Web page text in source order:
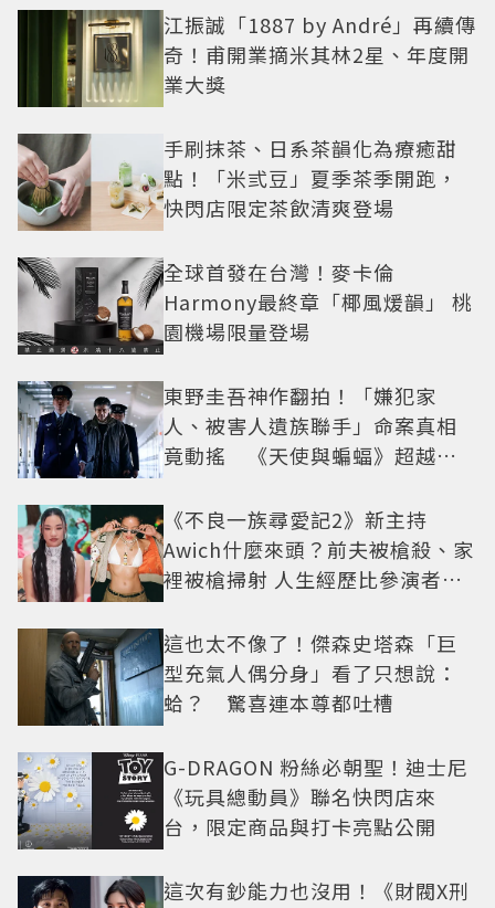
江振誠「1887 by André」再續傳
奇！甫開業摘米其林2星、年度開
業大獎
手刷抹茶、日系茶韻化為療癒甜
點！「米弎豆」夏季茶季開跑，
快閃店限定茶飲清爽登場
全球首發在台灣！麥卡倫
Harmony最終章「椰風煖韻」 桃
園機場限量登場
東野圭吾神作翻拍！「嫌犯家
人、被害人遺族聯手」命案真相
竟動搖 《天使與蝙蝠》超越懸
《不良一族尋愛記2》新主持
Awich什麼來頭？前夫被槍殺、家
裡被槍掃射 人生經歷比參演者還
這也太不像了！傑森史塔森「巨
型充氣人偶分身」看了只想說：
蛤？ 驚喜連本尊都吐槽
G-DRAGON 粉絲必朝聖！迪士尼
《玩具總動員》聯名快閃店來
台，限定商品與打卡亮點公開
這次有鈔能力也沒用！《財閥X刑